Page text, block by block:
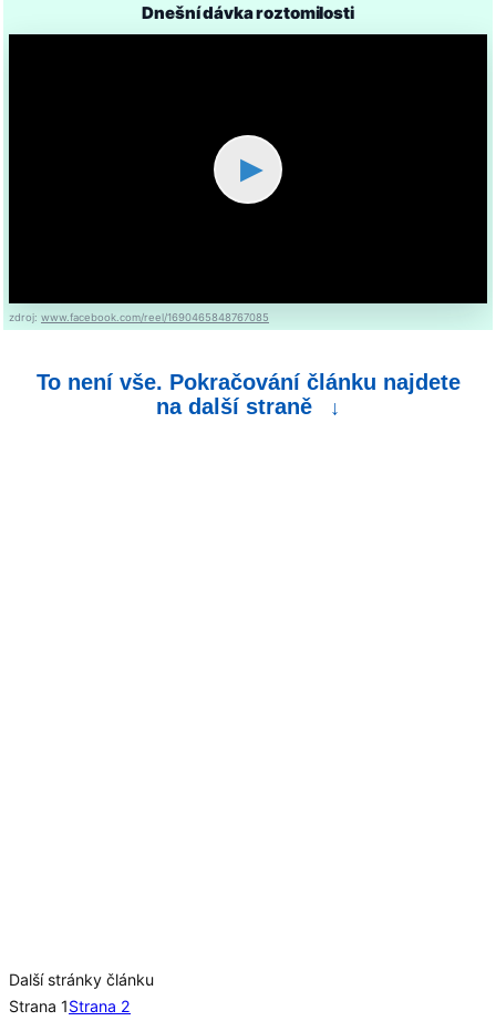
Dnešní dávka roztomilosti
▶
zdroj: www.facebook.com/reel/1690465848767085
To není vše. Pokračování článku najdete
na další straně
↓
Další stránky článku
Strana 1Strana 2